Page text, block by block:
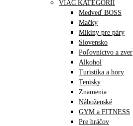
VIAC KATEGÓRIÍ
Medveď BOSS
Mačky
Mikiny pre páry
Slovensko
Poľovníctvo a zver
Alkohol
Turistika a hory
Tenisky
Znamenia
Náboženské
GYM a FITNESS
Pre hráčov